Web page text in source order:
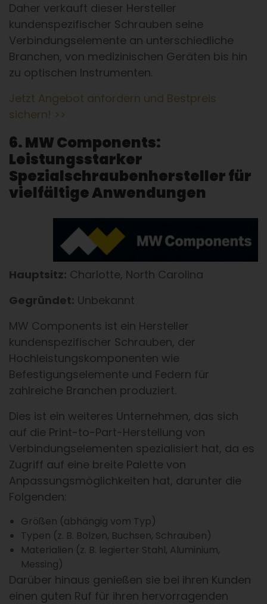
Daher verkauft dieser Hersteller
kundenspezifischer Schrauben seine
Verbindungselemente an unterschiedliche
Branchen, von medizinischen Geräten bis hin
zu optischen Instrumenten.
Jetzt Angebot anfordern und Bestpreis
sichern! >>
6. MW Components:
Leistungsstarker
Spezialschraubenhersteller für
vielfältige Anwendungen
Hauptsitz: Charlotte, North Carolina
Gegründet: Unbekannt
MW Components ist ein Hersteller
kundenspezifischer Schrauben, der
Hochleistungskomponenten wie
Befestigungselemente und Federn für
zahlreiche Branchen produziert.
Dies ist ein weiteres Unternehmen, das sich
auf die Print-to-Part-Herstellung von
Verbindungselementen spezialisiert hat, da es
Zugriff auf eine breite Palette von
Anpassungsmöglichkeiten hat, darunter die
Folgenden:
Größen (abhängig vom Typ)
Typen (z. B. Bolzen, Buchsen, Schrauben)
Materialien (z. B. legierter Stahl, Aluminium,
Messing)
Darüber hinaus genießen sie bei ihren Kunden
einen guten Ruf für ihren hervorragenden